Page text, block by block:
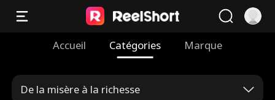
Accueil Catégories Marque
De la misère à la richesse